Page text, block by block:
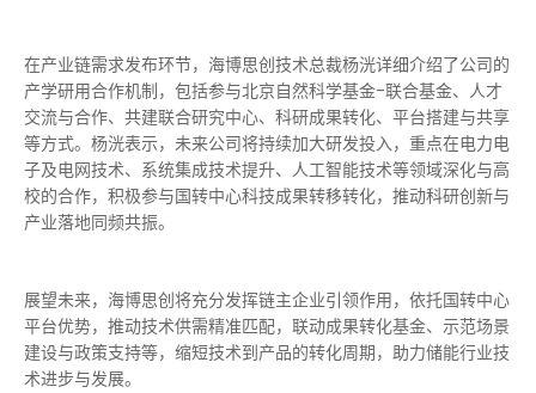
在产业链需求发布环节，海博思创技术总裁杨洸详细介绍了公司的
产学研用合作机制，包括参与北京自然科学基金-联合基金、人才
交流与合作、共建联合研究中心、科研成果转化、平台搭建与共享
等方式。杨洸表示，未来公司将持续加大研发投入，重点在电力电
子及电网技术、系统集成技术提升、人工智能技术等领域深化与高
校的合作，积极参与国转中心科技成果转移转化，推动科研创新与
产业落地同频共振。
展望未来，海博思创将充分发挥链主企业引领作用，依托国转中心
平台优势，推动技术供需精准匹配，联动成果转化基金、示范场景
建设与政策支持等，缩短技术到产品的转化周期，助力储能行业技
术进步与发展。